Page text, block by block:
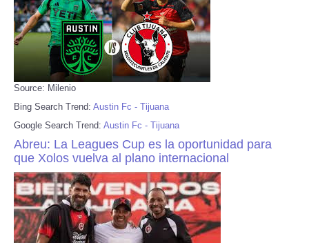
Source: Milenio
Bing Search Trend: Austin Fc - Tijuana
Google Search Trend: Austin Fc - Tijuana
Abreu: La Leagues Cup es la oportunidad para
que Xolos vuelva al plano internacional